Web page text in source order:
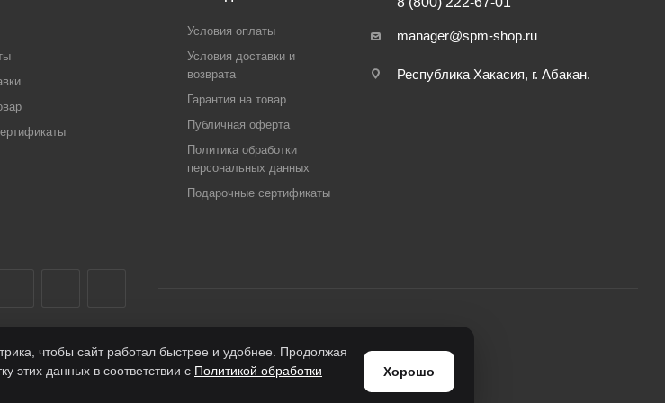
Условия оплаты
Условия доставки и
возврата
Гарантия на товар
Публичная оферта
Политика обработки
персональных данных
Подарочные сертификаты
manager@spm-shop.ru
Республика Хакасия, г. Абакан.
чтобы сайт работал быстрее и удобнее. Продолжая
этих данных в соответствии с Политикой обработки
Хорошо